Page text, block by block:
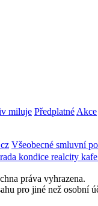
miluje PředplatnéAkce
Všeobecné smluvní
kondice realcity kafe
práva vyhrazena.
pro jiné než osobní